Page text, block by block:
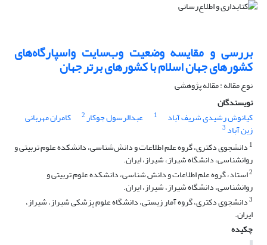
بررسی و مقایسه وضعیت وب‌سایت واسپارگاه‌های
کشورهای جهان اسلام با کشورهای برتر جهان
نوع مقاله : مقاله پژوهشی
نویسندگان
کیانوش رشیدی شریف آباد
1 عبدالرسول جوکار2 کامران مهربانی
زین آباد 3
1 دانشجوی دکتری، گروه علم اطلاعات و دانش‌شناسی، دانشکده علوم تربیتی و
روانشناسی، دانشگاه شیراز، شیراز، ایران.
2استاد، گروه علم اطلاعات و دانش شناسی، دانشکده علوم تربیتی و
روانشناسی، دانشگاه شیراز، شیراز، ایران.
3دانشجوی دکتری، گروه آمار زیستی، دانشگاه علوم پزشکی شیراز، شیراز،
ایران.
چکیده